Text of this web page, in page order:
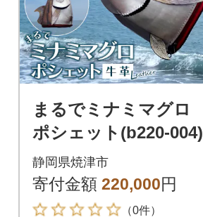
まるでミナミマグロ
ポシェット(b220-004)
静岡県焼津市
寄付金額 220,000円
（0件）